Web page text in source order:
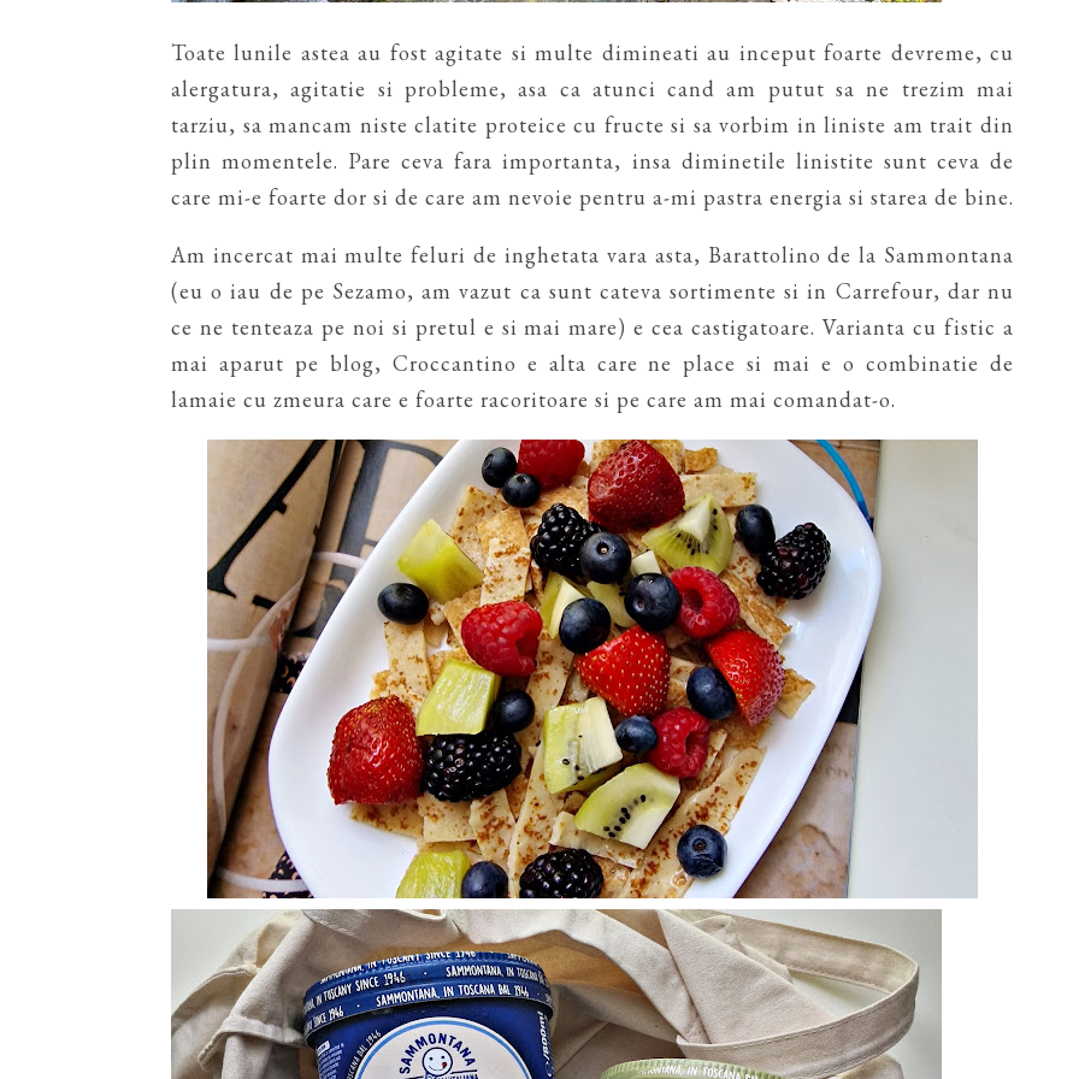
Toate lunile astea au fost agitate si multe dimineati au inceput foarte devreme, cu
alergatura, agitatie si probleme, asa ca atunci cand am putut sa ne trezim mai
tarziu, sa mancam niste clatite proteice cu fructe si sa vorbim in liniste am trait din
plin momentele. Pare ceva fara importanta, insa diminetile linistite sunt ceva de
care mi-e foarte dor si de care am nevoie pentru a-mi pastra energia si starea de bine.
Am incercat mai multe feluri de inghetata vara asta, Barattolino de la Sammontana
(eu o iau de pe Sezamo, am vazut ca sunt cateva sortimente si in Carrefour, dar nu
ce ne tenteaza pe noi si pretul e si mai mare) e cea castigatoare. Varianta cu fistic a
mai aparut pe blog, Croccantino e alta care ne place si mai e o combinatie de
lamaie cu zmeura care e foarte racoritoare si pe care am mai comandat-o.